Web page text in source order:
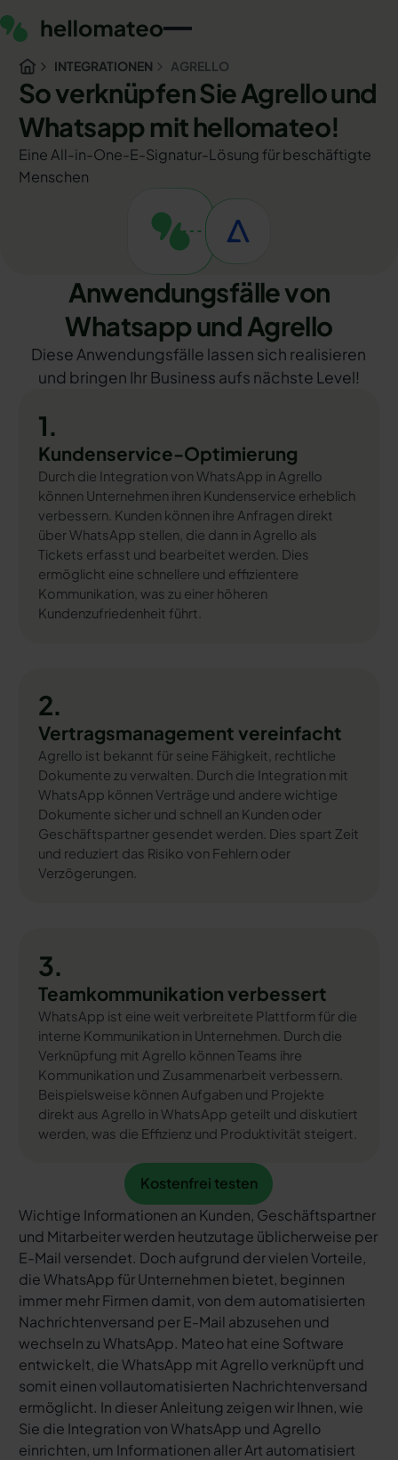
INTEGRATIONEN AGRELLO
So verknüpfen Sie Agrello und
Whatsapp mit hellomateo!
Eine All-in-One-E-Signatur-Lösung für beschäftigte
Menschen
Anwendungsfälle von
Whatsapp und Agrello
Diese Anwendungsfälle lassen sich realisieren
und bringen Ihr Business aufs nächste Level!
1.
Kundenservice-Optimierung
Durch die Integration von WhatsApp in Agrello
können Unternehmen ihren Kundenservice erheblich
verbessern. Kunden können ihre Anfragen direkt
über WhatsApp stellen, die dann in Agrello als
Tickets erfasst und bearbeitet werden. Dies
ermöglicht eine schnellere und effizientere
Kommunikation, was zu einer höheren
Kundenzufriedenheit führt.
2.
Vertragsmanagement vereinfacht
Agrello ist bekannt für seine Fähigkeit, rechtliche
Dokumente zu verwalten. Durch die Integration mit
WhatsApp können Verträge und andere wichtige
Dokumente sicher und schnell an Kunden oder
Geschäftspartner gesendet werden. Dies spart Zeit
und reduziert das Risiko von Fehlern oder
Verzögerungen.
3.
Teamkommunikation verbessert
WhatsApp ist eine weit verbreitete Plattform für die
interne Kommunikation in Unternehmen. Durch die
Verknüpfung mit Agrello können Teams ihre
Kommunikation und Zusammenarbeit verbessern.
Beispielsweise können Aufgaben und Projekte
direkt aus Agrello in WhatsApp geteilt und diskutiert
werden, was die Effizienz und Produktivität steigert.
Kostenfrei testen
Kostenfrei testen
Wichtige Informationen an Kunden, Geschäftspartner
und Mitarbeiter werden heutzutage üblicherweise per
E-Mail versendet. Doch aufgrund der vielen Vorteile,
die WhatsApp für Unternehmen bietet, beginnen
immer mehr Firmen damit, von dem automatisierten
Nachrichtenversand per E-Mail abzusehen und
wechseln zu WhatsApp. Mateo hat eine Software
entwickelt, die WhatsApp mit Agrello verknüpft und
somit einen vollautomatisierten Nachrichtenversand
ermöglicht. In dieser Anleitung zeigen wir Ihnen, wie
Sie die Integration von WhatsApp und Agrello
einrichten, um Informationen aller Art automatisiert